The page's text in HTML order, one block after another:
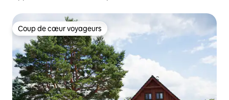
Coup de cœur voyageurs
Coup de cœur voyageurs